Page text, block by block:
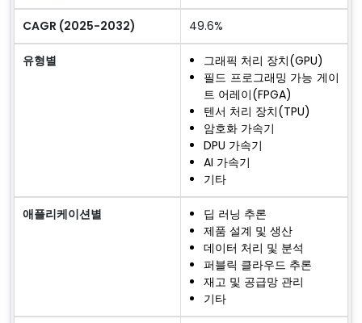
CAGR (2025-2032) 49.6%
유형별
그래픽 처리 장치(GPU)
필드 프로그래밍 가능 게이
트 어레이(FPGA)
텐서 처리 장치(TPU)
암호화 가속기
DPU 가속기
AI 가속기
기타
애플리케이션별
딥 러닝 추론
제품 설계 및 생산
데이터 처리 및 분석
퍼블릭 클라우드 추론
재고 및 공급망 관리
기타